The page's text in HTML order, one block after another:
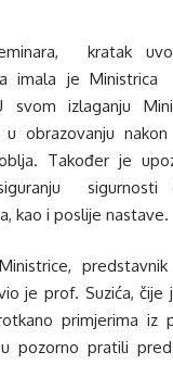
kratak
imala je Ministrica
svom izlaganju
u obrazovanju
Također je
sigurnosti
kao i poslije nastave.
je prof. Suzića,
primjerima iz
pozorno pratili